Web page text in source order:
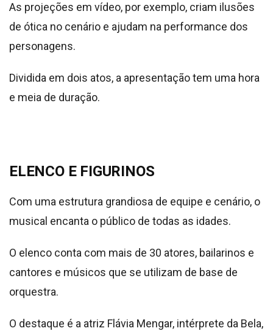
As projeções em vídeo, por exemplo, criam ilusões
de ótica no cenário e ajudam na performance dos
personagens.
Dividida em dois atos, a apresentação tem uma hora
e meia de duração.
ELENCO E FIGURINOS
Com uma estrutura grandiosa de equipe e cenário, o
musical encanta o público de todas as idades.
O elenco conta com mais de 30 atores, bailarinos e
cantores e músicos que se utilizam de base de
orquestra.
O destaque é a atriz Flávia Mengar, intérprete da Bela,